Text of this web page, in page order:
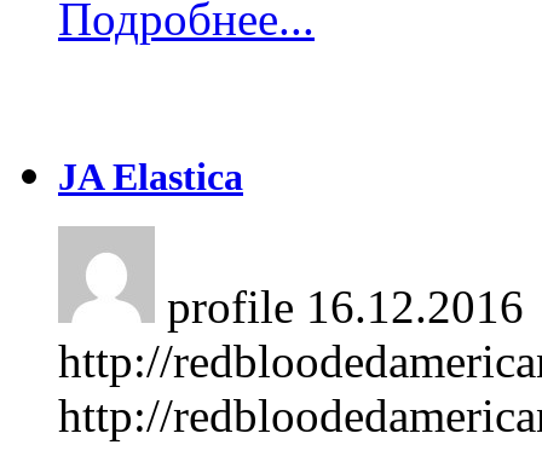
Подробнее...
JA Elastica
profile 16.12.2016
http://
http://